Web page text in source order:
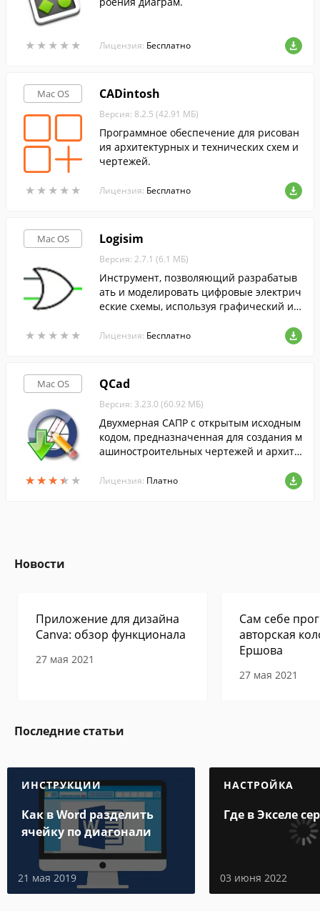
★ ★ ★ ★ ★
★ ★ ★ ★ ★ Лицензия: Бесплатно
Mac OS
★ ★ ★ ★ ★
★ ★ ★ ★ ★
CADintosh
Версия: 8.2.5 (42.91 МБ)
Программное обеспечение для рисован
ия архитектурных и технических схем и
чертежей.
Лицензия: Бесплатно
Mac OS
★ ★ ★ ★ ★
★ ★ ★ ★ ★
Logisim
Версия: 2.7.1 (6.1 МБ)
Инструмент, позволяющий разрабатыв
ать и моделировать цифровые электрич
еские схемы, используя графический ин
Лицензия: Бесплатно
Mac OS
★★★★ ★
★★★★ ★
QCad
Версия: 3.23.0 (60.92 МБ)
Двухмерная САПР с открытым исходным
кодом, предназначенная для создания м
ашиностроительных чертежей и архите
Лицензия: Платно
Новости
Приложение для дизайна
Canva: обзор функционала
27 мая 2021
Сам себе
авторская
Ершова
27 мая 2021
Последние статьи
ИНСТРУКЦИИ
Как в Word разделить
ячейку по диагонали
21 мая 2019
НАСТРОЙКА
Где в Экселе
03 июня 2022